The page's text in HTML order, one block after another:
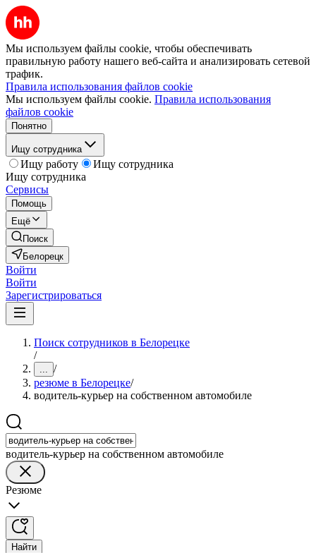
Мы используем файлы cookie, чтобы обеспечивать
правильную работу нашего веб-сайта и анализировать сетевой
трафик.
Правила использования файлов cookie
Мы используем файлы cookie. Правила использования
файлов cookie
Понятно
Ищу сотрудника
Ищу работу
Ищу сотрудника
Ищу сотрудника
Сервисы
Помощь
Ещё
Поиск
Белорецк
Войти
Войти
Зарегистрироваться
Поиск сотрудников в Белорецке
/
... /
резюме в Белорецке/
водитель-курьер на собственном автомобиле
водитель-курьер на собственном автомобиле
Резюме
Найти